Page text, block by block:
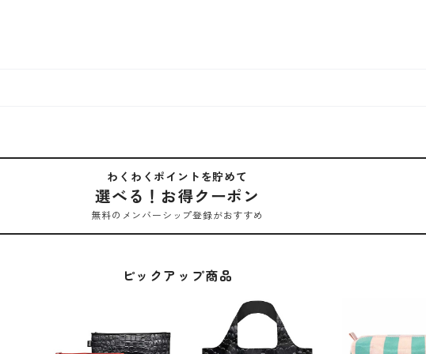
わくわくポイントを貯めて
選べる！お得クーポン
無料のメンバーシップ登録がおすすめ
ピックアップ商品